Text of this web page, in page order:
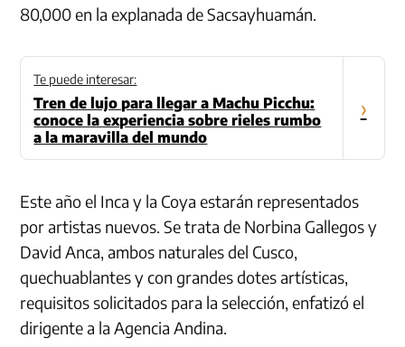
80,000 en la explanada de Sacsayhuamán.
Te puede interesar:
Tren de lujo para llegar a Machu Picchu:
conoce la experiencia sobre rieles rumbo
a la maravilla del mundo
›
Este año el Inca y la Coya estarán representados
por artistas nuevos. Se trata de Norbina Gallegos y
David Anca, ambos naturales del Cusco,
quechuablantes y con grandes dotes artísticas,
requisitos solicitados para la selección, enfatizó el
dirigente a la Agencia Andina.